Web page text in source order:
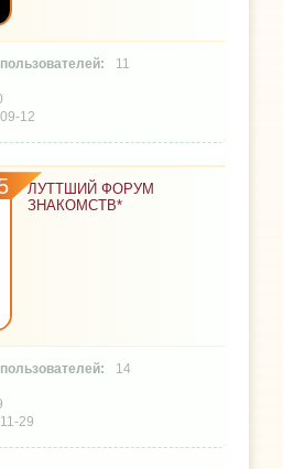
11
12
ЛУТТШИЙ ФОРУМ
ЗНАКОМСТВ*
14
29